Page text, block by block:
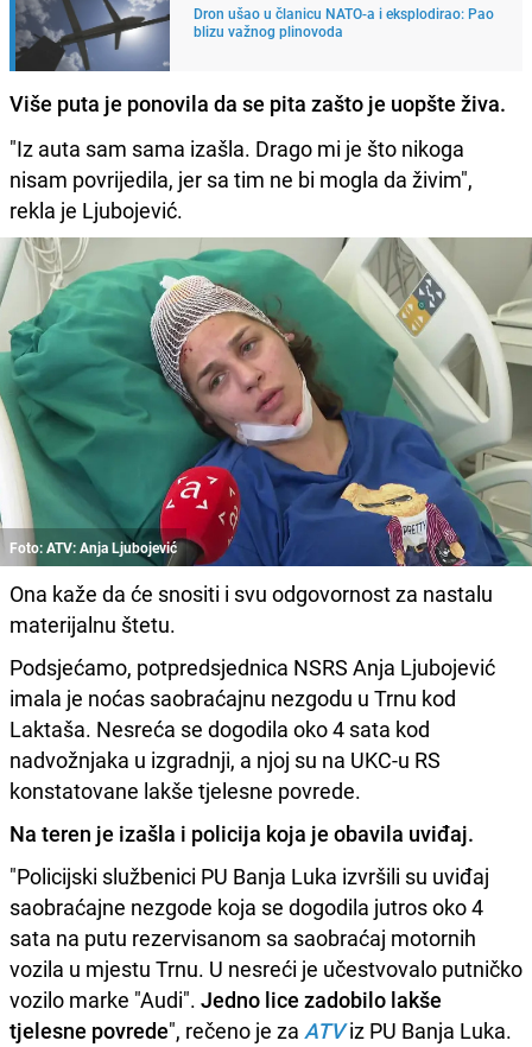
Dron ušao u članicu NATO-a i eksplodirao: Pao
blizu važnog plinovoda
Više puta je ponovila da se pita zašto je uopšte živa.
"Iz auta sam sama izašla. Drago mi je što nikoga
nisam povrijedila, jer sa tim ne bi mogla da živim",
rekla je Ljubojević.
Foto: ATV: Anja Ljubojević
Ona kaže da će snositi i svu odgovornost za nastalu
materijalnu štetu.
Podsjećamo, potpredsjednica NSRS Anja Ljubojević
imala je noćas saobraćajnu nezgodu u Trnu kod
Laktaša. Nesreća se dogodila oko 4 sata kod
nadvožnjaka u izgradnji, a njoj su na UKC-u RS
konstatovane lakše tjelesne povrede.
Na teren je izašla i policija koja je obavila uviđaj.
"Policijski službenici PU Banja Luka izvršili su uviđaj
saobraćajne nezgode koja se dogodila jutros oko 4
sata na putu rezervisanom sa saobraćaj motornih
vozila u mjestu Trnu. U nesreći je učestvovalo putničko
vozilo marke "Audi". Jedno lice zadobilo lakše
tjelesne povrede", rečeno je za ATV iz PU Banja Luka.